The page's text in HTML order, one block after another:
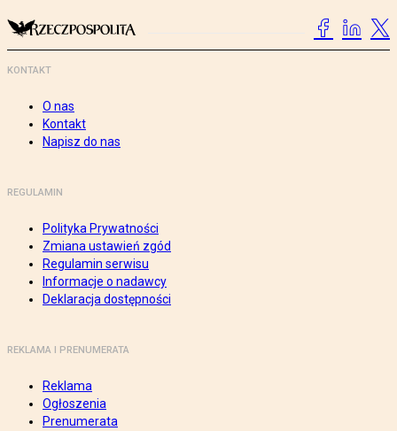
KONTAKT
O nas
Kontakt
Napisz do nas
REGULAMIN
Polityka Prywatności
Zmiana ustawień zgód
Regulamin serwisu
Informacje o nadawcy
Deklaracja dostępności
REKLAMA I PRENUMERATA
Reklama
Ogłoszenia
Prenumerata